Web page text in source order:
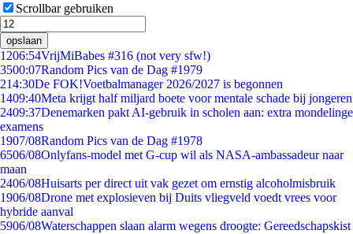
Scrollbar gebruiken
opslaan
1206:54VrijMiBabes #316 (not very sfw!)
3500:07Random Pics van de Dag #1979
214:30De FOK!Voetbalmanager 2026/2027 is begonnen
1409:40Meta krijgt half miljard boete voor mentale schade bij jongeren
2409:37Denemarken pakt AI-gebruik in scholen aan: extra mondelinge
examens
1907/08Random Pics van de Dag #1978
6506/08Onlyfans-model met G-cup wil als NASA-ambassadeur naar
maan
2406/08Huisarts per direct uit vak gezet om ernstig alcoholmisbruik
1906/08Drone met explosieven bij Duits vliegveld voedt vrees voor
hybride aanval
5906/08Waterschappen slaan alarm wegens droogte: Gereedschapskist